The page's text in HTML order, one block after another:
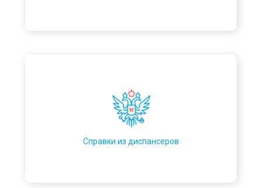
Справки из диспансеров